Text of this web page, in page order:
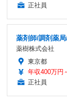
正社員
薬剤師/調剤薬
薬樹株式会社
東京都
年収400万円
正社員